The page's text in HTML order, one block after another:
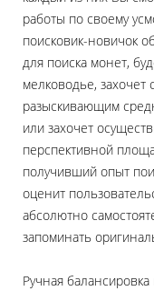
работы по своему
поисковик-новичок
для поиска монет,
мелководье, захочет
разыскивающим
или захочет
перспективной
получивший опыт
оценит
абсолютно
запоминать
Ручная